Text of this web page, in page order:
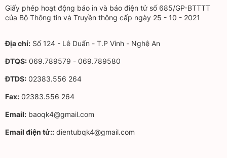
Giấy phép hoạt động báo in và báo điện tử số 685/GP-BTTTT
của Bộ Thông tin và Truyền thông cấp ngày 25 - 10 - 2021
Địa chỉ: Số 124 - Lê Duẩn - T.P Vinh - Nghệ An
ĐTQS: 069.789579 - 069.789580
ĐTDS: 02383.556 264
Fax: 02383.556 264
Email: baoqk4@gmail.com
Email điện tử:: dientubqk4@gmail.com